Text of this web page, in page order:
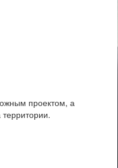
проектом, а